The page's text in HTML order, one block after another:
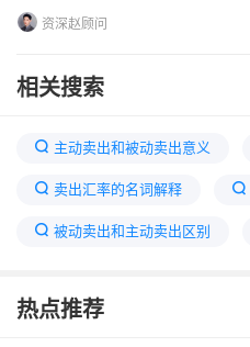
资深赵顾问
相关搜索
主动卖出和被动卖出意义
卖出汇率的名词解释
被动卖出和主动卖出区别
卖出回购名词解释
热点推荐